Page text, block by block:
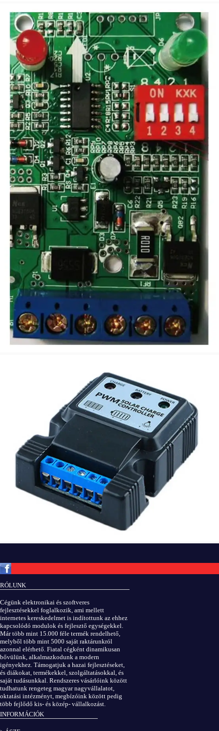
RÓLUNK
Cégünk elektronikai és szoftveres
fejlesztésekkel foglalkozik, ami mellett
internetes kereskedelmet is indítottunk az ehhez
kapcsolódó modulok és fejlesztő egységekkel.
Már több mint 15.000 féle termék rendelhető,
melyből több mint 5000 saját raktárunkról
azonnal elérhető. Fiatal cégként dinamikusan
bővülünk, alkalmazkodunk a modern
igényekhez. Támogatjuk a hazai fejlesztéseket,
és diákokat, termékekkel, szolgáltatásokkal, és
saját tudásunkkal. Rendszeres vásárlóink között
tudhatunk rengeteg magyar nagyvállalatot,
oktatási intézményt, megbízóink között pedig
több fejlődő kis- és közép- vállalkozást.
INFORMÁCIÓK